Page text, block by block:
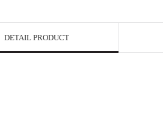
DETAIL PRODUCT